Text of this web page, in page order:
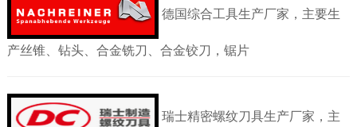
德国综合工具生产厂家，主要生
产丝锥、钻头、合金铣刀、合金铰刀，锯片
瑞士精密螺纹刀具生产厂家，主